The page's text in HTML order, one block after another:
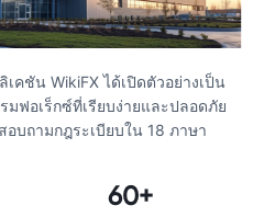
เคชัน WikiFX ได้เปิดตัวอย่างเป็น
ฟอเร็กซ์ที่เรียบง่ายและปลอดภัย
บถามกฎระเบียบใน 18 ภาษา
60+